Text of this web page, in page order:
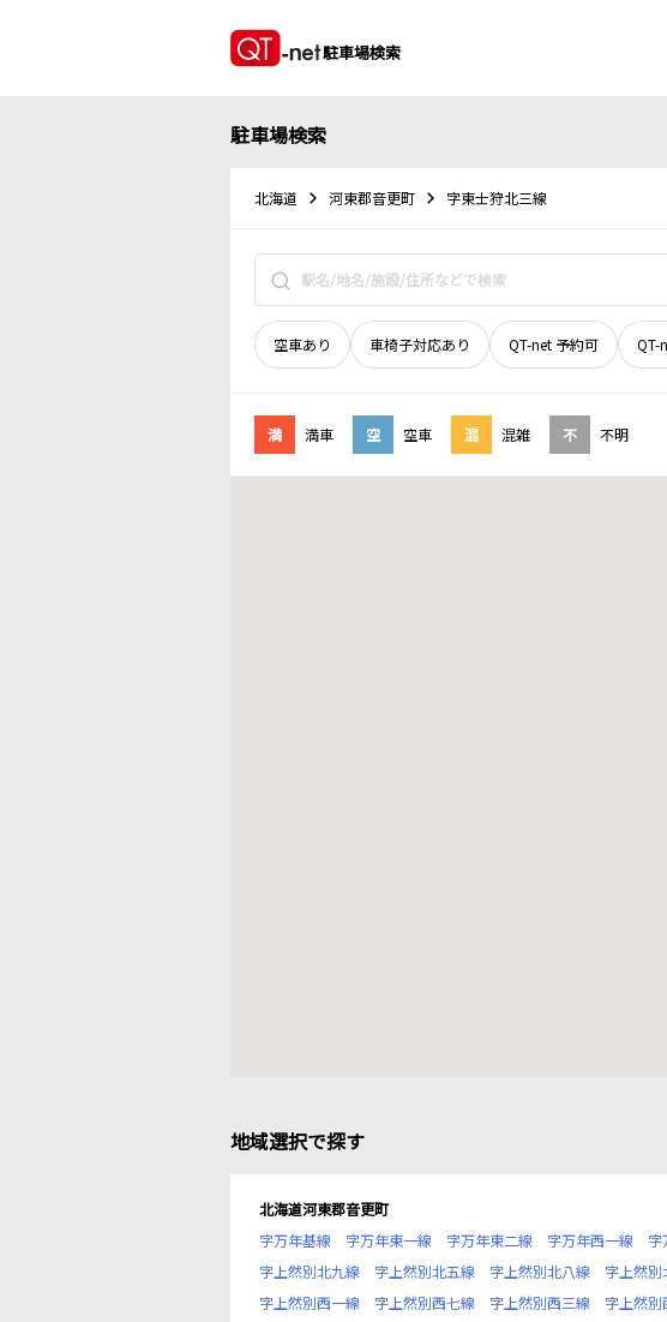
駐車場検索
駐車場検索
北海道 河東郡音更町 字東士狩北三線
空車あり 車椅子対応あり QT-net 予約可 QT-
満 満車 空 空車 混 混雑 不 不明
地域選択で探す
北海道河東郡音更町
字万年基線
字万年東一線 字万年東二線 字万年西一線 字
字上然別北九線
字上然別北五線 字上然別北八線 字上然別
字上然別西一線
字上然別西七線 字上然別西三線 字上然別